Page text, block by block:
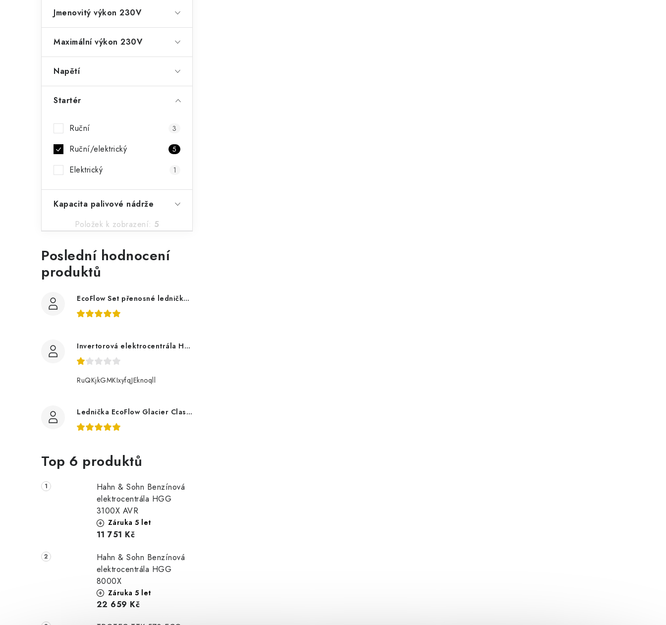
Jmenovitý výkon 230V
Maximální výkon 230V
Napětí
Startér
Ruční 3
Ruční/elektrický 5
Elektrický 1
Kapacita palivové nádrže
Položek k zobrazení: 5
Poslední hodnocení
produktů
EcoFlow Set přenosné ledničky GLACIER Classic 55 l s Glacier baterií
Invertorová elektrocentrála Hahn & Sohn H IG 2400
RuQKjkGMKIxyfqJEknoqll
Lednička EcoFlow Glacier Classic 55L
Top 6 produktů
Hahn & Sohn Benzínová
elektrocentrála HGG
3100X AVR
Záruka 5 let
11 751 Kč
Hahn & Sohn Benzínová
elektrocentrála HGG
8000X
Záruka 5 let
22 659 Kč